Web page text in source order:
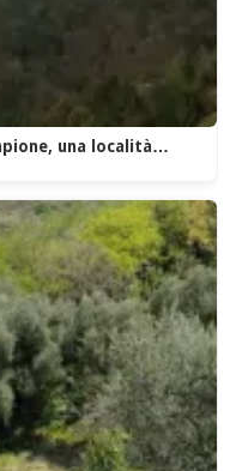
una località…